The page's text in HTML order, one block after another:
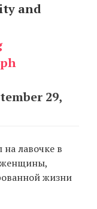
and
29,
лавочке в
женщины,
жизни